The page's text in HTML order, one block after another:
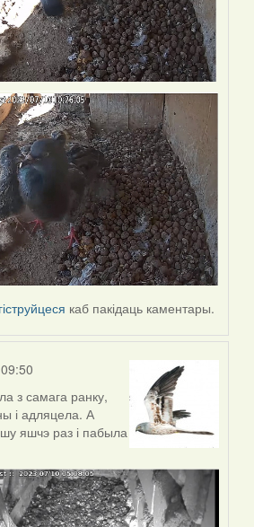
каб пакідаць каментары.
з самага ранку,
і адляцела. А
яшчэ раз і пабыла